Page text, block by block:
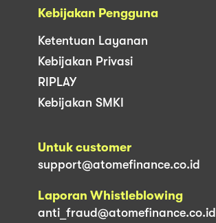
Kebijakan Pengguna
Ketentuan Layanan
Kebijakan Privasi
RIPLAY
Kebijakan SMKI
Untuk customer
support@atomefinance.co.id
Laporan Whistleblowing
anti_fraud@atomefinance.co.id